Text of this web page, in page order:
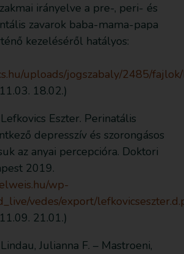
irányelve a pre-, peri- és
zavarok baba-mama-papa
kezeléséről hatályos:
uploads/jogszabaly/2485/
18.02.)
Eszter. Perinatális
depresszív és szorongásos
az anyai percepcióra. Doktori
2019.
wp-
vedes/export/
21.01.)
F. – Mastroeni,